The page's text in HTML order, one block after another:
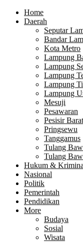
Home
Daerah
Seputar
Bandar
Kota Metro
Lampung
Lampung
Lampung
Lampung
Lampung
Mesuji
Pesawaran
Pesisir Barat
Pringsewu
Tanggamus
Tulang
Tulang
Hukum &
Nasional
Politik
Pemerintah
Pendidikan
More
Budaya
Sosial
Wisata